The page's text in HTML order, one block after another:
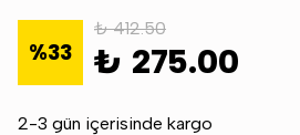
%33
₺ 412.50
₺ 275.00
2-3 gün içerisinde kargo